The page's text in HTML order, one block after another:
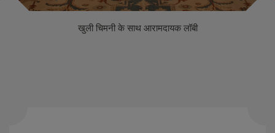
खुली चिमनी के साथ आरामदायक लॉबी